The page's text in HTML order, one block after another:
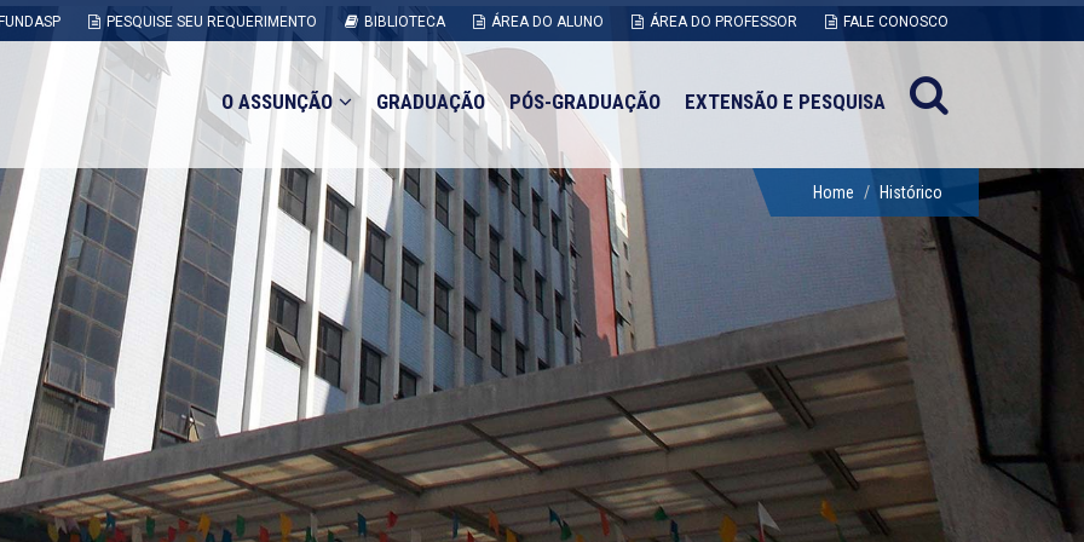
PESQUISE SEU REQUERIMENTO BIBLIOTECA ÁREA DO ALUNO ÁREA DO PROFESSOR FALE CONOSCO
O ASSUNÇÃO GRADUAÇÃO PÓS-GRADUAÇÃO EXTENSÃO E PESQUISA
Home Histórico